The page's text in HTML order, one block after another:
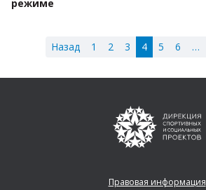
режиме
Назад 1 2 3 4 5 6 …
Правовая информация